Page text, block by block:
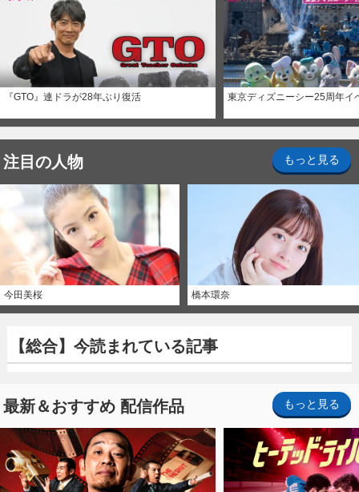
『GTO』連ドラが28年ぶり復活 東京ディズニーシー25周年イ
注目の人物 もっと見る
今田美桜 橋本環奈
【総合】今読まれている記事
最新＆おすすめ 配信作品 もっと見る